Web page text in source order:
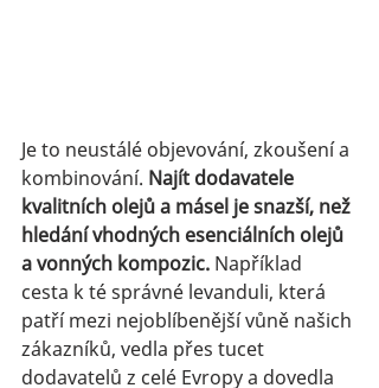
Je to neustálé objevování, zkoušení a
kombinování. Najít dodavatele
kvalitních olejů a másel je snazší, než
hledání vhodných esenciálních olejů
a vonných kompozic. Například
cesta k té správné levanduli, která
patří mezi nejoblíbenější vůně našich
zákazníků, vedla přes tucet
dodavatelů z celé Evropy a dovedla